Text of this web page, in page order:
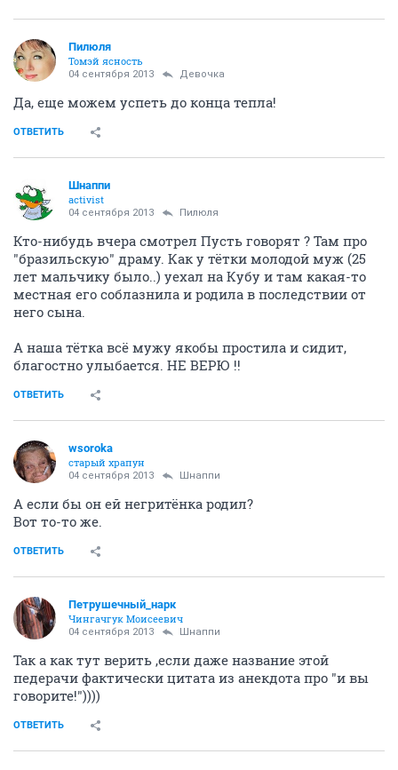
Пилюля
Томэй ясность
04 сентября 2013 Девочка
Да, еще можем успеть до конца тепла!
ОТВЕТИТЬ
Шнаппи
activist
04 сентября 2013 Пилюля
Кто-нибудь вчера смотрел Пусть говорят ? Там про
"бразильскую" драму. Как у тётки молодой муж (25
лет мальчику было..) уехал на Кубу и там какая-то
местная его соблазнила и родила в последствии от
него сына.
А наша тётка всё мужу якобы простила и сидит,
благостно улыбается. НЕ ВЕРЮ !!
ОТВЕТИТЬ
wsoroka
старый храпун
04 сентября 2013 Шнаппи
А если бы он ей негритёнка родил?
Вот то-то же.
ОТВЕТИТЬ
Петрушечный_нарк
Чингачгук Моисеевич
04 сентября 2013 Шнаппи
Так а как тут верить ,если даже название этой
педерачи фактически цитата из анекдота про "и вы
говорите!"))))
ОТВЕТИТЬ